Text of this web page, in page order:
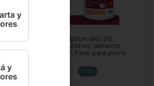
Hill's Prescription diet i/d,
Cuidado Digestivo, alimento
Húmedo con Pavo para perro
13 Oz
y
y